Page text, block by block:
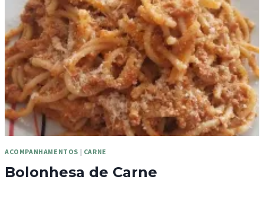
ACOMPANHAMENTOS | CARNE
Bolonhesa de Carne